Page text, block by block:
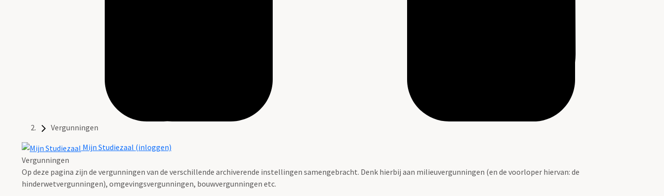
Vergunningen
Mijn Studiezaal (inloggen)
Vergunningen
Op deze pagina zijn de vergunningen van de verschillende archiverende instellingen samengebracht. Denk hierbij aan milieuvergunningen (en de voorloper hiervan: de
hinderwetvergunningen), omgevingsvergunningen, bouwvergunningen etc.